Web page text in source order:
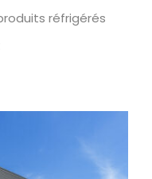
réfrigérés